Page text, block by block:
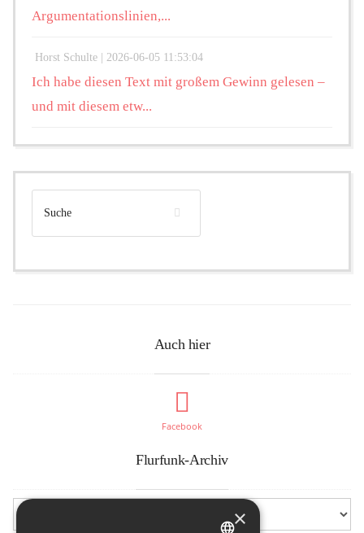
Argumentationslinien,...
Horst Schulte | 2026-06-05 11:53:04
Ich habe diesen Text mit großem Gewinn gelesen –
und mit diesem etw...
Auch hier
Facebook
Flurfunk-Archiv
×